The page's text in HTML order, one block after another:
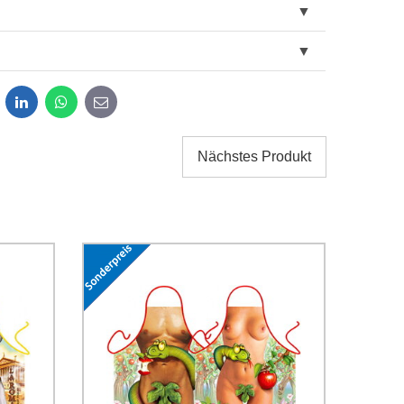
einverstanden. Ich habe
Firma Bomba s.r.o. zur Kenntnis genommen.
LinkedInWhatsApp
E-
mail
Nächstes Produkt